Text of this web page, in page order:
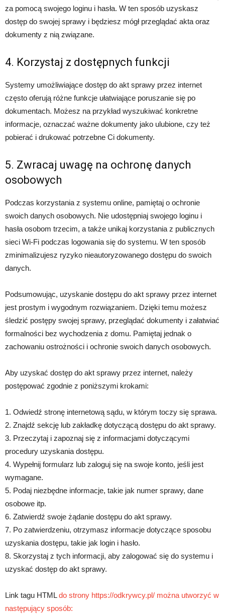
za pomocą swojego loginu i hasła. W ten sposób uzyskasz
dostęp do swojej sprawy i będziesz mógł przeglądać akta oraz
dokumenty z nią związane.
4. Korzystaj z dostępnych funkcji
Systemy umożliwiające dostęp do akt sprawy przez internet
często oferują różne funkcje ułatwiające poruszanie się po
dokumentach. Możesz na przykład wyszukiwać konkretne
informacje, oznaczać ważne dokumenty jako ulubione, czy też
pobierać i drukować potrzebne Ci dokumenty.
5. Zwracaj uwagę na ochronę danych
osobowych
Podczas korzystania z systemu online, pamiętaj o ochronie
swoich danych osobowych. Nie udostępniaj swojego loginu i
hasła osobom trzecim, a także unikaj korzystania z publicznych
sieci Wi-Fi podczas logowania się do systemu. W ten sposób
zminimalizujesz ryzyko nieautoryzowanego dostępu do swoich
danych.
Podsumowując, uzyskanie dostępu do akt sprawy przez internet
jest prostym i wygodnym rozwiązaniem. Dzięki temu możesz
śledzić postępy swojej sprawy, przeglądać dokumenty i załatwiać
formalności bez wychodzenia z domu. Pamiętaj jednak o
zachowaniu ostrożności i ochronie swoich danych osobowych.
Aby uzyskać dostęp do akt sprawy przez internet, należy
postępować zgodnie z poniższymi krokami:
1. Odwiedź stronę internetową sądu, w którym toczy się sprawa.
2. Znajdź sekcję lub zakładkę dotyczącą dostępu do akt sprawy.
3. Przeczytaj i zapoznaj się z informacjami dotyczącymi
procedury uzyskania dostępu.
4. Wypełnij formularz lub zaloguj się na swoje konto, jeśli jest
wymagane.
5. Podaj niezbędne informacje, takie jak numer sprawy, dane
osobowe itp.
6. Zatwierdź swoje żądanie dostępu do akt sprawy.
7. Po zatwierdzeniu, otrzymasz informacje dotyczące sposobu
uzyskania dostępu, takie jak login i hasło.
8. Skorzystaj z tych informacji, aby zalogować się do systemu i
uzyskać dostęp do akt sprawy.
Link tagu HTMLdo strony https://odkrywcy.pl/ można utworzyć w
następujący sposób: